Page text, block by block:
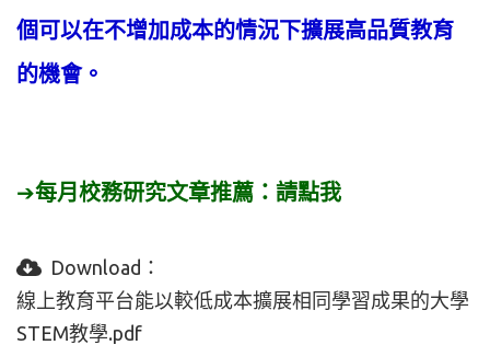
個可以在不增加成本的情況下擴展高品質教育
的機會。
➔每月校務研究文章推薦： 請點我
Download：
線上教育平台能以較低成本擴展相同學習成果的大學
STEM教學.pdf